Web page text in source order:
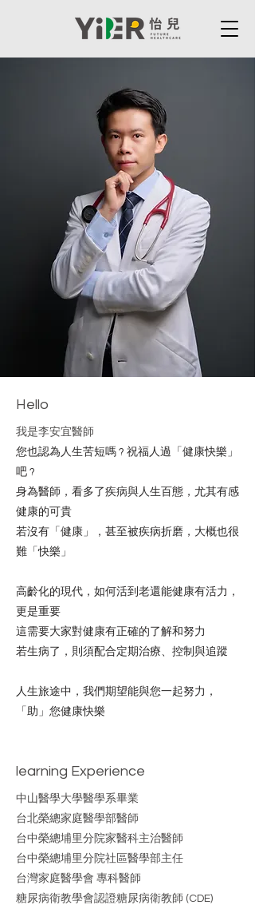
Hello
我是李安宜醫師
​您也認為人生苦短嗎 ? 祝福人過「健康快樂」
吧 ?
​身為醫師，看多了疾病與人生百態，尤其有感
健康的可貴
​若沒有「健康」，甚至被疾病折磨，大概也很
難「快樂」
​高齡化的現代，如何活到老還能健康有活力，
更是重要​​​
這需要大家對健康有正確的了解和努力
若生病了，則須配合定期治療、控制與追蹤
​人生旅途中，我們期望能與您一起努力，
「助」您健康快樂
learning Experience
中山醫學大學醫學系畢業
台北榮總家庭醫學部醫師
台中榮總埔里分院家醫科主治醫師
台中榮總埔里分院社區醫學部主任
台灣家庭醫學會 專科醫師
​糖尿病衛教學會認證糖尿病衛教師 (CDE)